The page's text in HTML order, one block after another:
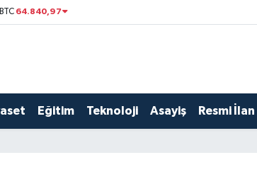
BTC 64.840,97
Eğitim Teknoloji Asayiş Resmi İlan